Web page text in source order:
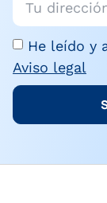
He leído y
Aviso legal